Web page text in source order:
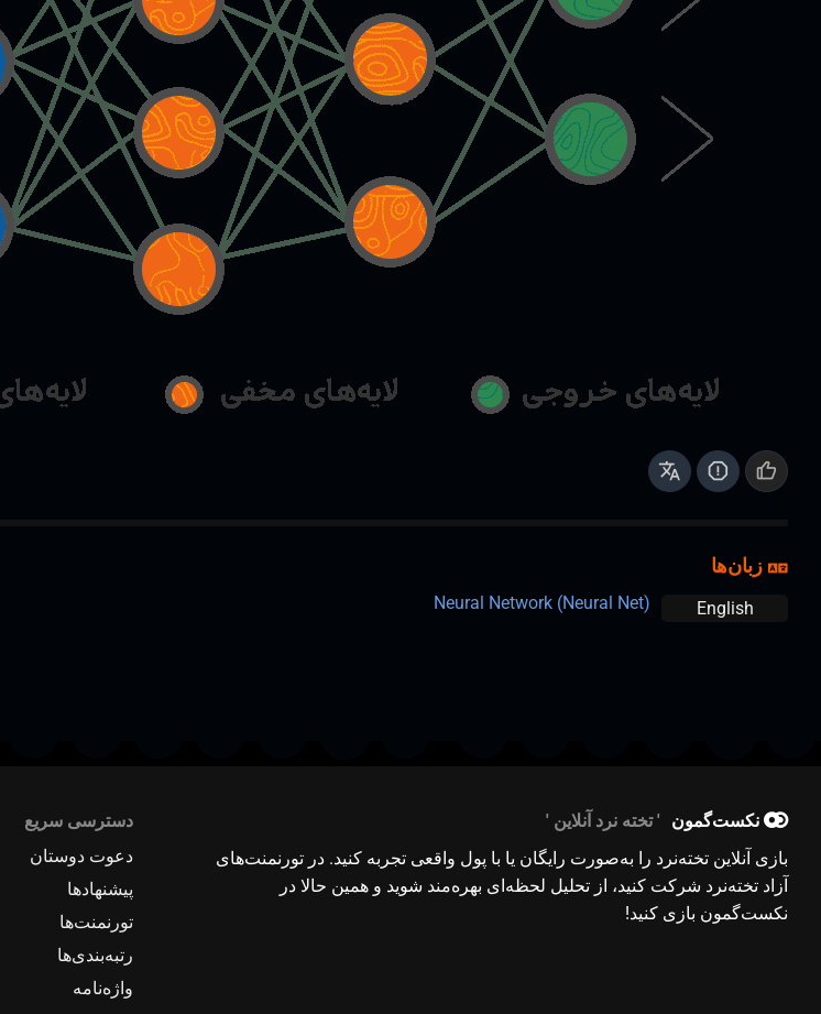
زبان‌ها
English
Neural Network (Neural Net)
نکست‌گمون
تخته نرد آنلاین
بازی آنلاین تخته‌نرد را به‌صورت رایگان یا با پول واقعی تجربه کنید. در تورنمنت‌های
آزاد تخته‌نرد شرکت کنید، از تحلیل لحظه‌ای بهره‌مند شوید و همین حالا در
نکست‌گمون بازی کنید!
دسترسی سریع
دعوت دوستان
پیشنهادها
تورنمنت‌ها
رتبه‌بندی‌ها
واژه‌نامه